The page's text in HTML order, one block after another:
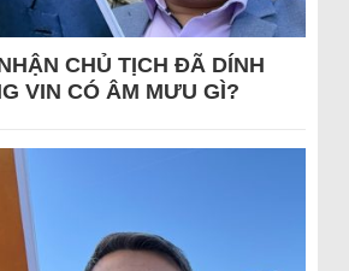
CHỦ TỊCH ĐÃ DÍNH
VIN CÓ ÂM MƯU GÌ?